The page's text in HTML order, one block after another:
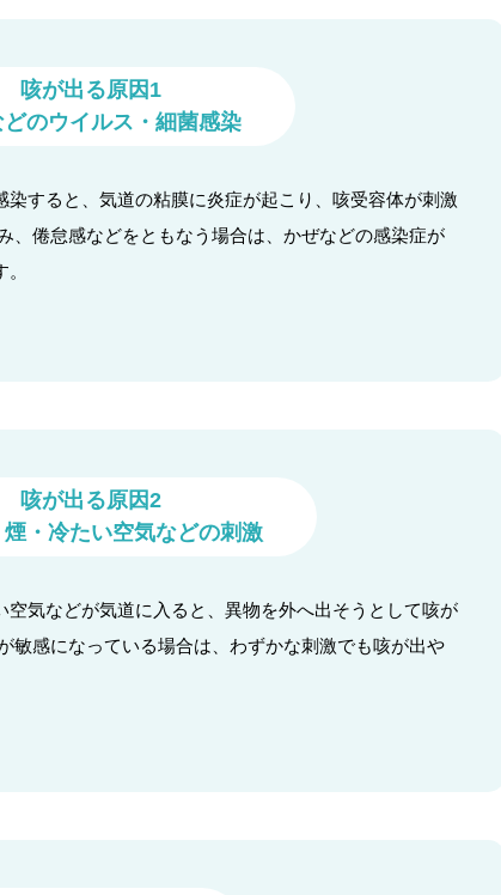
咳が出る原因1
のウイルス・細菌感染
すると、気道の粘膜に炎症が起こり、咳受容体が刺激
、倦怠感などをともなう場合は、かぜなどの感染症が
咳が出る原因2
・冷たい空気などの刺激
気などが気道に入ると、異物を外へ出そうとして咳が
敏感になっている場合は、わずかな刺激でも咳が出や